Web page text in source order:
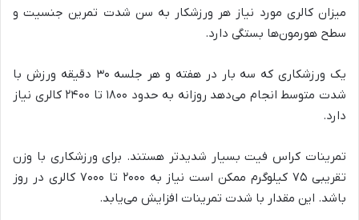
میزان کالری مورد نیاز هر ورزشکار به سن شدت تمرین جنسیت و
سطح هورمون‌ها بستگی دارد.
یک ورزشکاری که سه بار در هفته و هر جلسه ۳۰ دقیقه ورزش با
شدت متوسط انجام می‌دهد روزانه به حدود ۱۸۰۰ تا ۲۴۰۰ کالری نیاز
دارد.
تمرینات کراس فیت بسیار شدیدتر هستند. برای ورزشکاری با وزن
تقریبی ۷۵ کیلوگرم ممکن است نیاز به ۲۰۰۰ تا ۷۰۰۰ کالری در روز
باشد. این مقدار با شدت تمرینات افزایش می‌یابد.